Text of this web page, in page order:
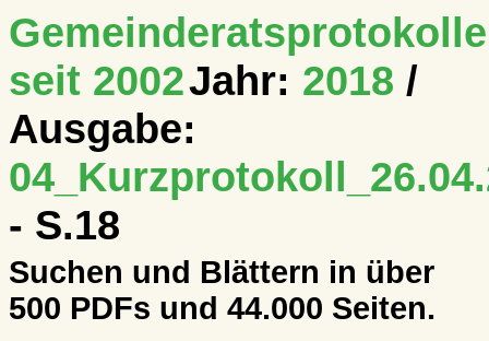
Gemeinderatsprotokolle
seit 2002Jahr: 2018 /
Ausgabe:
- S.18
Suchen und Blättern in über
500 PDFs und 44.000 Seiten.